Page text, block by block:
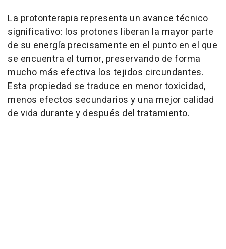
La protonterapia representa un avance técnico
significativo: los protones liberan la mayor parte
de su energía precisamente en el punto en el que
se encuentra el tumor, preservando de forma
mucho más efectiva los tejidos circundantes.
Esta propiedad se traduce en menor toxicidad,
menos efectos secundarios y una mejor calidad
de vida durante y después del tratamiento.